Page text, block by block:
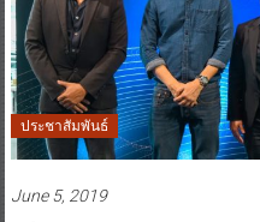
ประชาสัมพันธ์
June 5, 2019